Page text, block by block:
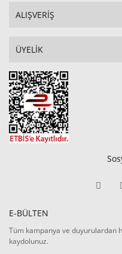
ALIŞVERİŞ
ÜYELİK
E-BÜLTEN
Tüm kampanya ve duyurulardan
kaydolunuz.